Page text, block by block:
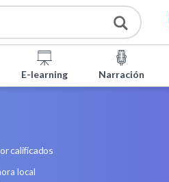
E-learning Narración
calificados
local